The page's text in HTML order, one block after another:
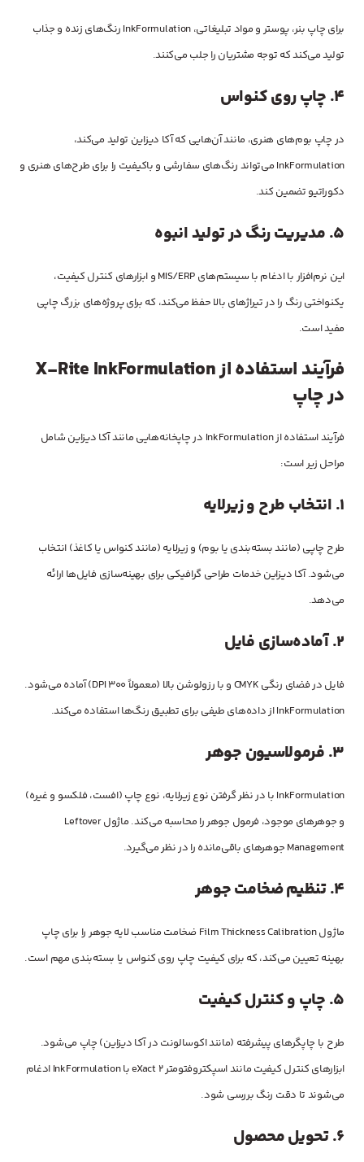
برای چاپ بنر، پوستر و مواد تبلیغاتی، InkFormulation رنگ‌های زنده و جذاب
تولید می‌کند که توجه مشتریان را جلب می‌کنند.
چاپ روی کنواس
در چاپ بوم‌های هنری، مانند آن‌هایی که آکا دیزاین تولید می‌کند،
InkFormulation می‌تواند رنگ‌های سفارشی و باکیفیت را برای طرح‌های هنری و
دکوراتیو تضمین کند.
مدیریت رنگ در تولید انبوه
این نرم‌افزار با ادغام با سیستم‌های MIS/ERP و ابزارهای کنترل کیفیت،
یکنواختی رنگ را در تیراژهای بالا حفظ می‌کند، که برای پروژه‌های بزرگ چاپی
مفید است.
فرآیند استفاده از X-Rite InkFormulation
در چاپ
فرآیند استفاده از InkFormulation در چاپخانه‌هایی مانند آکا دیزاین شامل
مراحل زیر است:
انتخاب طرح و زیرلایه
طرح چاپی (مانند بسته‌بندی یا بوم) و زیرلایه (مانند کنواس یا کاغذ) انتخاب
می‌شود. آکا دیزاین خدمات طراحی گرافیکی برای بهینه‌سازی فایل‌ها ارائه
می‌دهد.
آماده‌سازی فایل
فایل در فضای رنگی CMYK و با رزولوشن بالا (معمولاً 300 DPI) آماده می‌شود.
InkFormulation از داده‌های طیفی برای تطبیق رنگ‌ها استفاده می‌کند.
فرمولاسیون جوهر
InkFormulation با در نظر گرفتن نوع زیرلایه، نوع چاپ (افست، فلکسو و غیره)
و جوهرهای موجود، فرمول جوهر را محاسبه می‌کند. ماژول Leftover
Management جوهرهای باقی‌مانده را در نظر می‌گیرد.
تنظیم ضخامت جوهر
ماژول Film Thickness Calibration ضخامت مناسب لایه جوهر را برای چاپ
بهینه تعیین می‌کند، که برای کیفیت چاپ روی کنواس یا بسته‌بندی مهم است.
چاپ و کنترل کیفیت
طرح با چاپگرهای پیشرفته (مانند اکوسالونت در آکا دیزاین) چاپ می‌شود.
ابزارهای کنترل کیفیت مانند اسپکتروفتومتر eXact 2 با InkFormulation ادغام
می‌شوند تا دقت رنگ بررسی شود.
تحویل محصول